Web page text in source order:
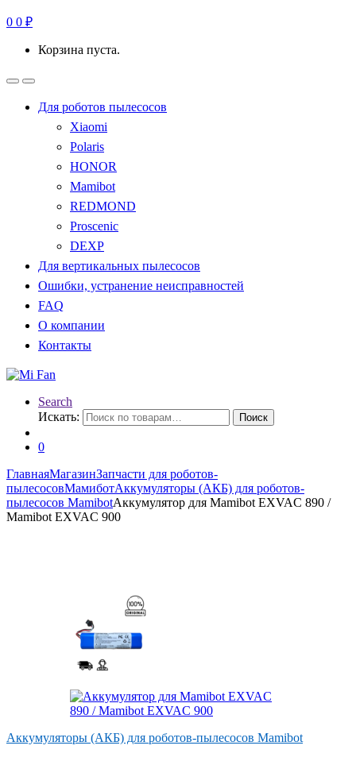
0 0 ₽
Корзина пуста.
Для роботов пылесосов
Xiaomi
Polaris
HONOR
Mamibot
REDMOND
Proscenic
DEXP
Для вертикальных пылесосов
Ошибки, устранение неисправностей
FAQ
О компании
Контакты
Search
Искать:
Поиск
0
ГлавнаяМагазинЗапчасти для роботов-
пылесосовМамиботАккумуляторы (АКБ) для роботов-
пылесосов MamibotАккумулятор для Mamibot EXVAC 890 /
Mamibot EXVAC 900
Аккумуляторы (АКБ) для роботов-пылесосов Mamibot